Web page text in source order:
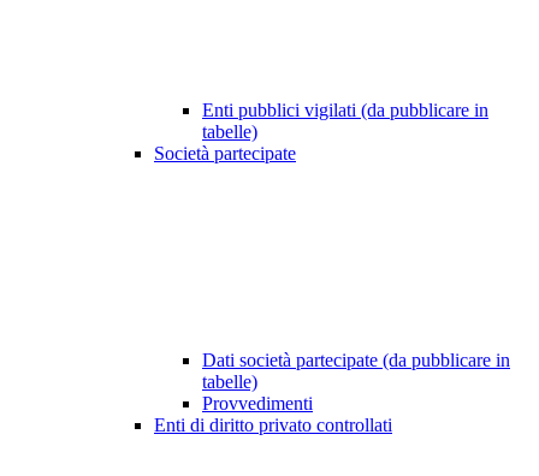
Enti pubblici vigilati (da pubblicare in
tabelle)
Società partecipate
Dati società partecipate (da pubblicare in
tabelle)
Provvedimenti
Enti di diritto privato controllati